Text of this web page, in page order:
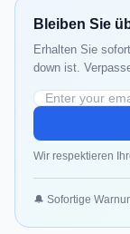
Bleiben Sie
Erhalten Sie
down ist.
Wir respektieren
🔔 Sofortige